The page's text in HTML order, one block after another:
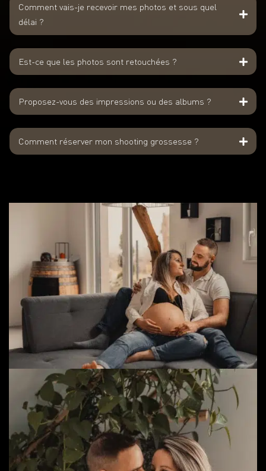
Comment vais-je recevoir mes photos et sous quel
délai ?
Est-ce que les photos sont retouchées ?
Proposez-vous des impressions ou des albums ?
Comment réserver mon shooting grossesse ?